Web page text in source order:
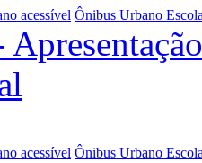
acessível Ônibus Urbano
acessível Ônibus Urbano